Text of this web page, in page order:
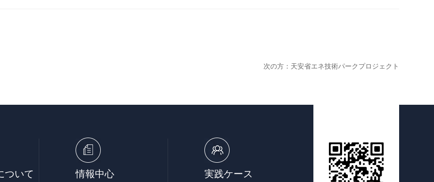
次の方：天安省エネ技術パークプロジェクト
ついて 情報中心 実践ケース